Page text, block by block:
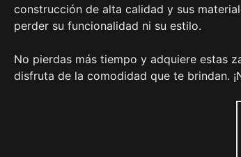
construcción de alta calidad y sus
perder su funcionalidad ni su estilo.
No pierdas más tiempo y adquiere estas
disfruta de la comodidad que te brindan.